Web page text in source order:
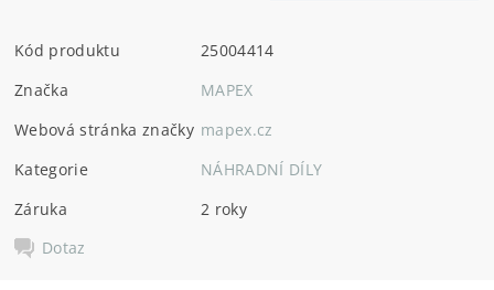
Kód produktu
25004414
Značka
MAPEX
Webová stránka značky mapex.cz
Kategorie
NÁHRADNÍ DÍLY
Záruka
2 roky
Dotaz